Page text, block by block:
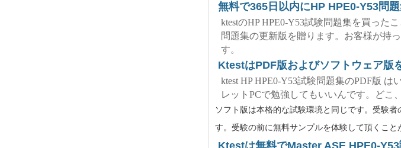
無料で365日以内にHP HPE0-Y53問
ktestのHP HPE0-Y53試験問題集を買った
問題集の更新版を贈ります。お客様が持
す。
KtestはPDF版およびソフトウェア版
ktest HP HPE0-Y53試験問題集のPDF版
レットPCで勉強してもいいんです。どこ
ソフト版は本格的な試験環境と同じです。受験
す。受験の前に無料サンプルを体験して頂くこと
Ktestは無料でMaster ASE HPE0-